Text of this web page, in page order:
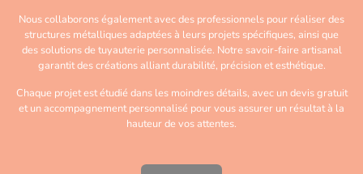
Nous collaborons également avec des professionnels pour réaliser des
structures métalliques adaptées à leurs projets spécifiques, ainsi que
des solutions de tuyauterie personnalisée. Notre savoir-faire artisanal
garantit des créations alliant durabilité, précision et esthétique.
Chaque projet est étudié dans les moindres détails, avec un devis gratuit
et un accompagnement personnalisé pour vous assurer un résultat à la
hauteur de vos attentes.